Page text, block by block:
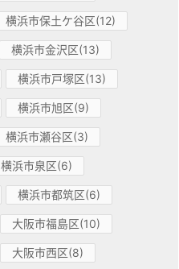
横浜市保土ケ谷区(12)
横浜市金沢区(13)
横浜市戸塚区(13)
横浜市旭区(9)
横浜市瀬谷区(3)
横浜市泉区(6)
横浜市都筑区(6)
大阪市福島区(10)
大阪市西区(8)